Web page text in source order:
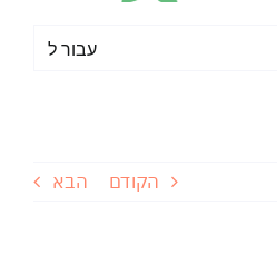
עבור ל
הקודם הבא